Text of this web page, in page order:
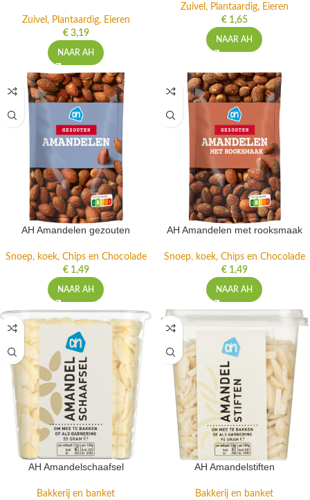
Zuivel, Plantaardig, Eieren
€3,19
NAAR AH
Zuivel, Plantaardig, Eieren
€1,65
NAAR AH
AH Amandelen gezouten
Snoep, koek, Chips en Chocolade
€1,49
NAAR AH
AH Amandelen met rooksmaak
Snoep, koek, Chips en Chocolade
€1,49
NAAR AH
AH Amandelschaafsel
Bakkerij en banket
AH Amandelstiften
Bakkerij en banket